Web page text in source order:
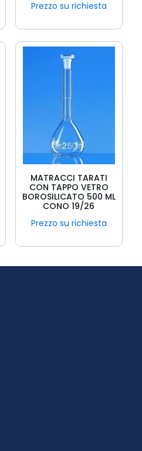
Prezzo su richiesta
MATRACCI TARATI
CON TAPPO VETRO
BOROSILICATO 500 ML
CONO 19/26
Prezzo su richiesta